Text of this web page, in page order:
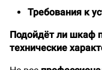
Требования к
Подойдёт ли шкаф
технические